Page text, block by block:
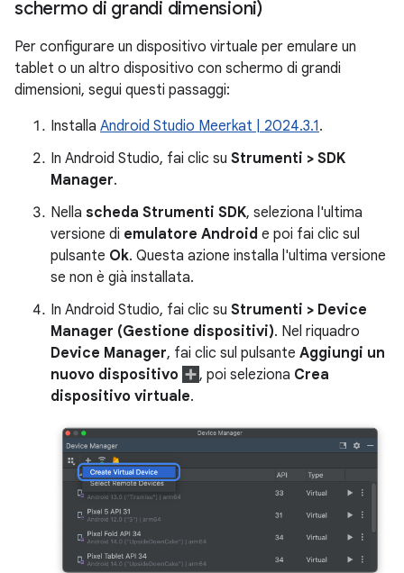
schermo di grandi dimensioni)
Per configurare un dispositivo virtuale per emulare un
tablet o un altro dispositivo con schermo di grandi
dimensioni, segui questi passaggi:
Installa Android Studio Meerkat | 2024.3.1.
In Android Studio, fai clic su Strumenti > SDK
Manager.
Nella scheda Strumenti SDK, seleziona l'ultima
versione di emulatore Android e poi fai clic sul
pulsante Ok. Questa azione installa l'ultima versione
se non è già installata.
In Android Studio, fai clic su Strumenti > Device
Manager (Gestione dispositivi). Nel riquadro
Device Manager, fai clic sul pulsante Aggiungi un
nuovo dispositivo
, poi seleziona Crea
dispositivo virtuale.